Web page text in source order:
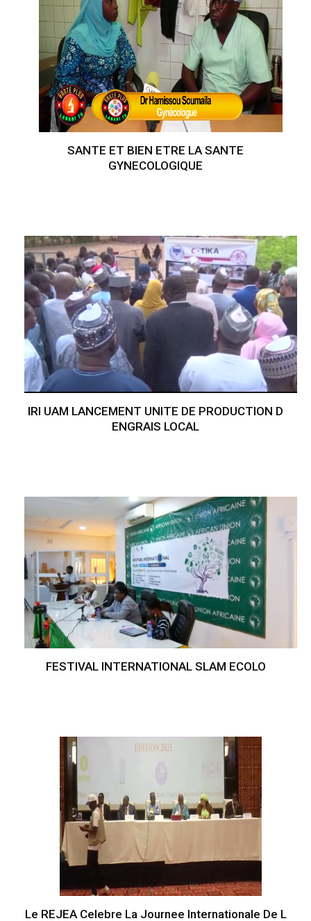
SANTE ET BIEN ETRE LA SANTE
GYNECOLOGIQUE
IRI UAM LANCEMENT UNITE DE PRODUCTION D
ENGRAIS LOCAL
FESTIVAL INTERNATIONAL SLAM ECOLO
Le REJEA Celebre La Journee Internationale De L